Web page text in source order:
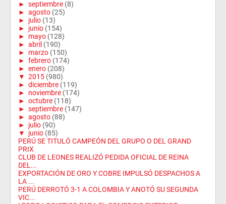
► septiembre (8)
► agosto (25)
► julio (13)
► junio (154)
► mayo (128)
► abril (190)
► marzo (150)
► febrero (174)
► enero (208)
▼ 2015 (980)
► diciembre (119)
► noviembre (174)
► octubre (118)
► septiembre (147)
► agosto (88)
► julio (90)
▼
junio (85)
PERÚ SE TITULÓ CAMPEÓN DEL GRUPO O DEL GRAND
PRIX
CLUB DE LEONES REALIZÓ PEDIDA OFICIAL DE REINA
DEL...
EXPORTACIÓN DE ORO Y COBRE IMPULSÓ DESPACHOS A
LA ...
PERÚ DERROTÓ 3-1 A COLOMBIA Y ANOTÓ SU SEGUNDA
VIC...